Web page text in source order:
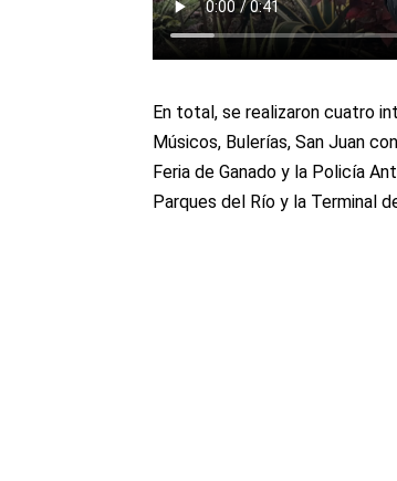
En total, se realizaron cuatro
Músicos, Bulerías, San Juan
Feria de Ganado y la Policía
Parques del Río y la Terminal